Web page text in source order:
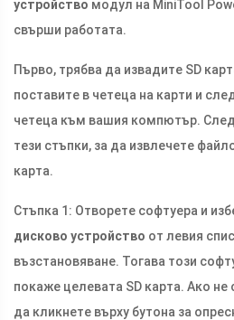
устройство модул на MiniTool
свърши работата.
Първо, трябва да извадите SD
поставите в четеца на карти и
четеца към вашия компютър.
тези стъпки, за да извлечете
карта.
Стъпка 1: Отворете софтуера и
дисково устройство от левия
възстановяване. Тогава този
покаже целевата SD карта. Ако не
да кликнете върху бутона за